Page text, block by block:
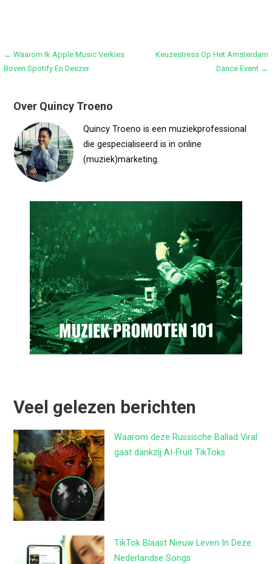
Bericht
← Waarom Ik Apple Music Verkies
Boven Spotify En Deezer
Keuzestress Op Het Amsterdam
Dance Event →
Over Quincy Troeno
Quincy Troeno is een muziekprofessional
die gespecialiseerd is in online
(muziek)marketing.
Veel gelezen berichten
Waarom deze Russische Ballad Viral
gaat dankzij AI-Fruit TikToks
TikTok Blaast Nieuw Leven In Deze
Nederlandse Songs